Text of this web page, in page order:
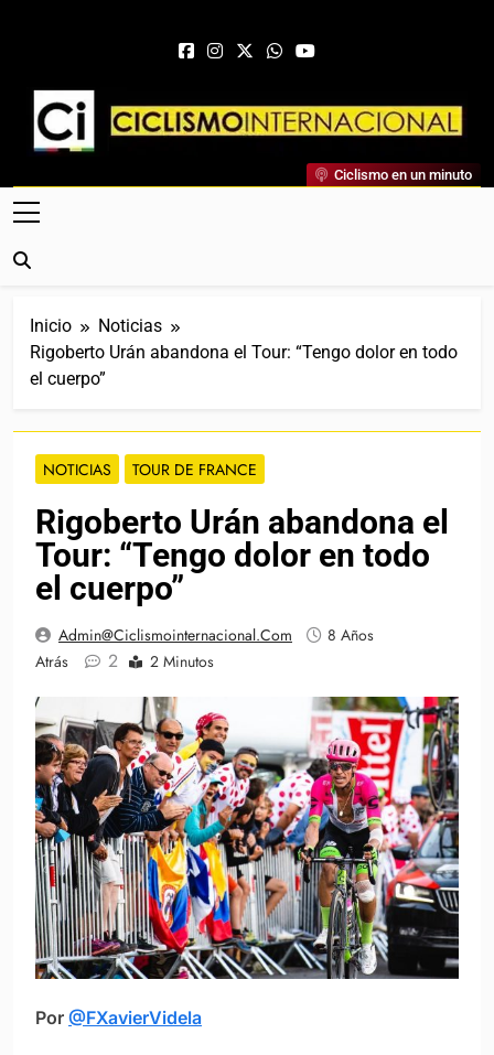
Ciclismo Internacional
Web Dedicada Al Ciclismo Mundial. Entrevistas, Análisis,
Crónicas, Previas Y Más. La Web Ciclista De Referencia.
Ciclismo en un minuto
Inicio
Noticias
Rigoberto Urán abandona el Tour: “Tengo dolor en todo
el cuerpo”
NOTICIAS TOUR DE FRANCE
Rigoberto Urán abandona el
Tour: “Tengo dolor en todo
el cuerpo”
Admin@ciclismointernacional.com
8 Años
Atrás
2 2 Minutos
Por @FXavierVidela